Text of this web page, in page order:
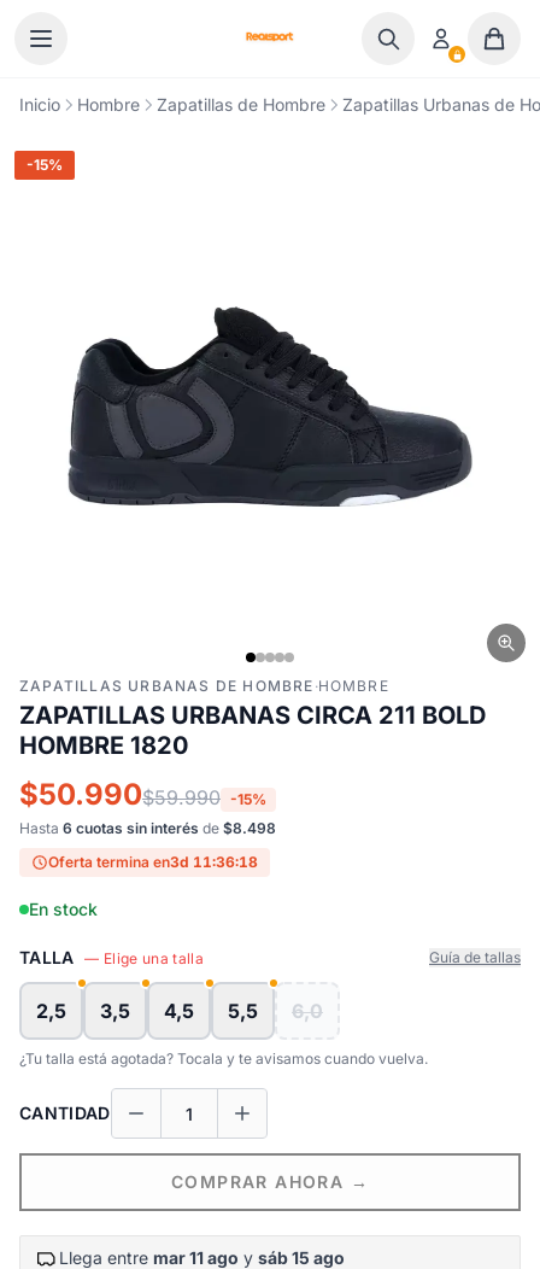
Inicio Hombre Zapatillas de Hombre Zapatillas Urbanas de
-15%
ZAPATILLAS URBANAS DE HOMBRE ·HOMBRE
ZAPATILLAS URBANAS CIRCA 211 BOLD
HOMBRE 1820
$50.990$59.990 -15%
Hasta 6 cuotas sin interés de $8.498
Oferta termina en3d 11:36:18
En stock
TALLA — Elige una talla Guía de tallas
2,5 3,5 4,5 5,5 6,0
¿Tu talla está agotada? Tocala y te avisamos cuando vuelva.
CANTIDAD
COMPRAR AHORA →
Llega entre mar 11 ago y sáb 15 ago